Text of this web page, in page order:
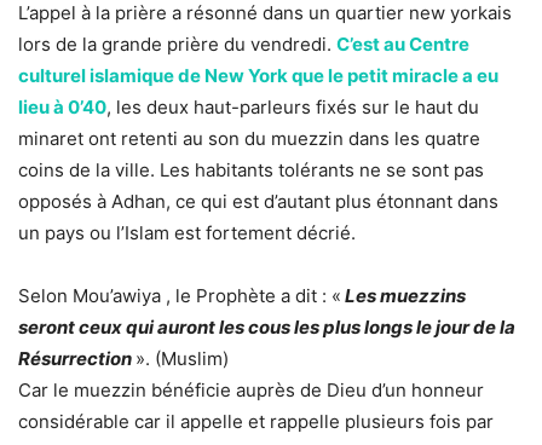
L’appel à la prière a résonné dans un quartier new yorkais
lors de la grande prière du vendredi. C’est au Centre
culturel islamique de New York que le petit miracle a eu
lieu à 0’40, les deux haut-parleurs fixés sur le haut du
minaret ont retenti au son du muezzin dans les quatre
coins de la ville. Les habitants tolérants ne se sont pas
opposés à Adhan, ce qui est d’autant plus étonnant dans
un pays ou l’Islam est fortement décrié.
Selon Mou’awiya , le Prophète a dit : « Les muezzins
seront ceux qui auront les cous les plus longs le jour de la
Résurrection ». (Muslim)
Car le muezzin bénéficie auprès de Dieu d’un honneur
considérable car il appelle et rappelle plusieurs fois par